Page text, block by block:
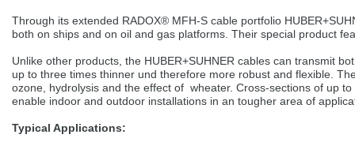
switch to the German version?
Wir haben erkannt, dass ihr Browser eine andere Sprache als die derzeit
angezeigte bevorzugt. Diese Webseite ist auch auf Deutsch verfügbar.
Möchten Sie zur Deutschen Version wechseln?
Zur deutschen Version wechseln
Through its extended RADOX® MFH-S cable portfolio
both on ships and on oil and gas platforms. Their special product
Unlike other products, the HUBER+SUHNER cables can transmit
up to three times thinner und therefore more robust and flexible.
ozone, hydrolysis and the effect of wheater. Cross-sections of up
enable indoor and outdoor installations in an tougher area of
Typical Applications: